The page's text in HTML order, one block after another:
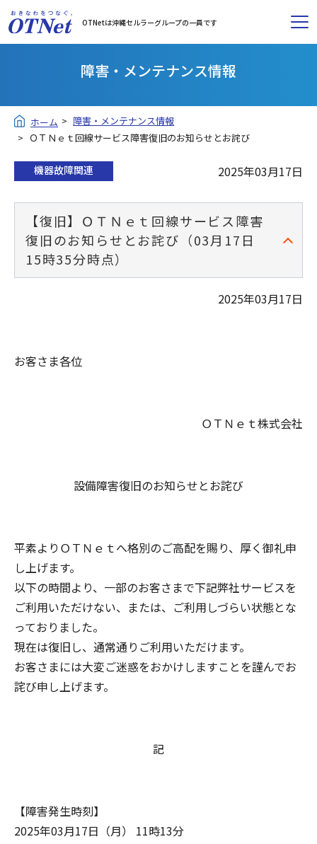
OTNetは沖縄セルラーグループの一員です
障害・メンテナンス情報
ホーム
障害・メンテナンス情報
ＯＴＮｅｔ回線サービス障害復旧のお知らせとお詫び
機器故障関連 2025年03月17日
【復旧】ＯＴＮｅｔ回線サービス障害
復旧のお知らせとお詫び（03月17日
15時35分時点）
2025年03月17日
お客さま各位
ＯＴＮｅｔ株式会社
設備障害復旧のお知らせとお詫び
平素よりＯＴＮｅｔへ格別のご高配を賜り、厚く御礼申
し上げます。
以下の時間より、一部のお客さまで下記弊社サービスを
ご利用いただけない、または、ご利用しづらい状態とな
っておりました。
現在は復旧し、通常通りご利用いただけます。
お客さまには大変ご迷惑をおかけしますことを謹んでお
詫び申し上げます。
記
【障害発生時刻】
2025年03月17日（月） 11時13分